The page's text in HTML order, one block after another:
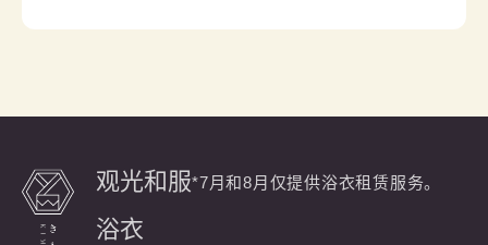
观光和服*7月和8月仅提供浴衣租赁服务。
浴衣